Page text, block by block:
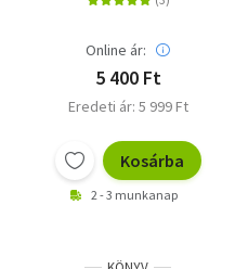
Online ár:
5 400 Ft
Eredeti ár: 5 999 Ft
Kosárba
2 - 3 munkanap